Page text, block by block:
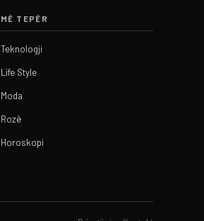
MË TEPËR
Teknologji
Life Style
Moda
Rozë
Horoskopi